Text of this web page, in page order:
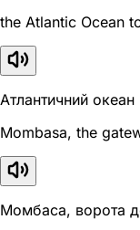
the Atlantic Ocean
Атлантичний
Mombasa, the
Момбаса, ворота